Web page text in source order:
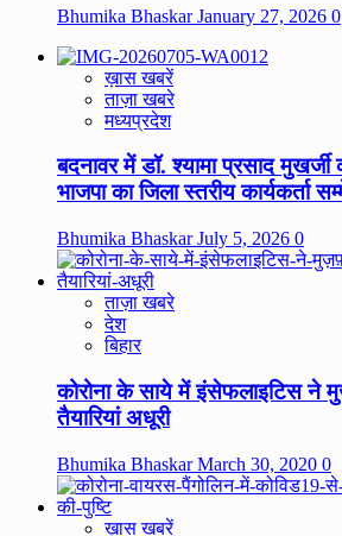
Bhumika BhaskarJanuary 27, 2026 0
ख़ास खबरें
ताज़ा खबरे
मध्यप्रदेश
बदनावर में डॉ. श्यामा प्रसाद
भाजपा का जिला स्तरीय कार्यकर्ता
Bhumika BhaskarJuly 5, 2026 0
ताज़ा खबरे
देश
बिहार
कोरोना के साये में इंसेफलाइटिस ने
तैयारियां अधूरी
Bhumika BhaskarMarch 30, 2020 0
ख़ास खबरें